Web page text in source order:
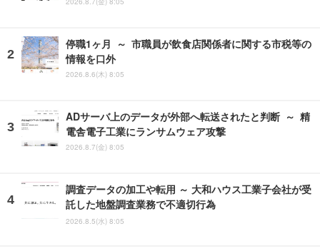
停職1ヶ月 ～ 市職員が飲食店関係者に関する市税等の
情報を口外
2026.8.6(木) 8:05
ADサーバ上のデータが外部へ転送されたと判断 ～ 精
電舎電子工業にランサムウェア攻撃
2026.8.7(金) 8:05
調査データの加工や転用 ～ 大和ハウス工業子会社が受
託した地盤調査業務で不適切行為
2026.8.5(水) 8:05